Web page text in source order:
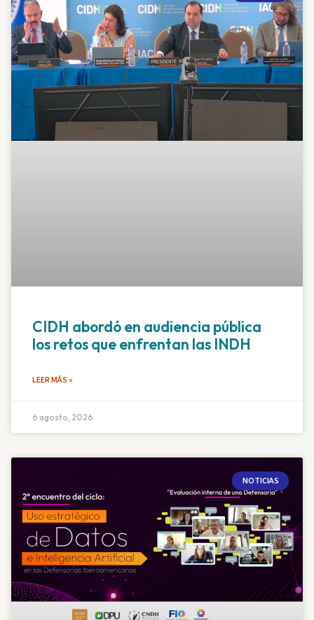
CIDH abordó en audiencia pública
los retos que enfrentan las INDH
LEER MÁS »
6 agosto, 2026
NOTICIAS